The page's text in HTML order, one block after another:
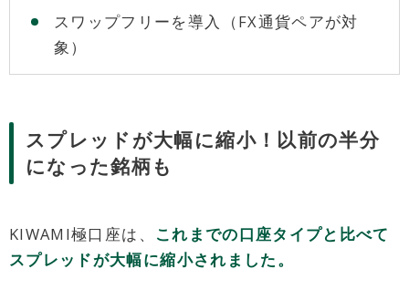
スワップフリーを導入（FX通貨ペアが対
象）
スプレッドが大幅に縮小！以前の半分
になった銘柄も
KIWAMI極口座は、 これまでの口座タイプと比べて
スプレッドが大幅に縮小されました。